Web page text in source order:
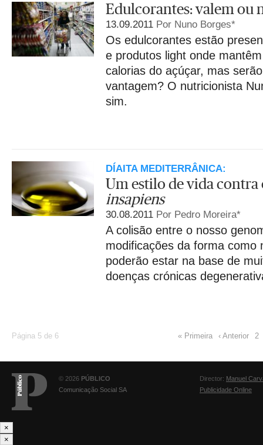
Edulcorantes: valem ou
13.09.2011 Por Nuno Borges*
Os edulcorantes estão
e produtos light onde
calorias do açúçar, mas
vantagem? O nutricionista
sim.
DÍAITA MEDITERRÂNICA:
Um estilo de vida
insapiens
30.08.2011 Por Pedro Moreira*
A colisão entre o nosso
modificações da forma como
poderão estar na base de
doenças crónicas
Página 5 de 6 « Primeira ‹ Anterior 2
© 2026 PÚBLICO
Comunicação Social SA
Director: Manuel
Publicidade Online
×
×